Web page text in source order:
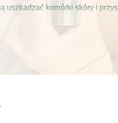
uszkadzać komórki skóry i
stresu i diety. Stosowanie
pielęgnacji włączyć